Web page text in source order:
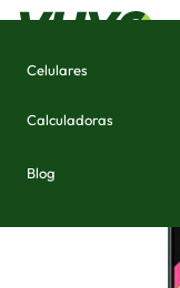
Celulares
Calculadoras
Blog